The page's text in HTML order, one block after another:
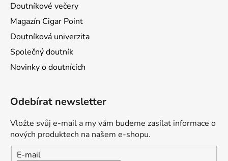
Doutníkové večery
Magazín Cigar Point
Doutníková univerzita
Společný doutník
Novinky o doutnících
Odebírat newsletter
Vložte svůj e-mail a my vám budeme zasílat informace o
nových produktech na našem e-shopu.
E-mail